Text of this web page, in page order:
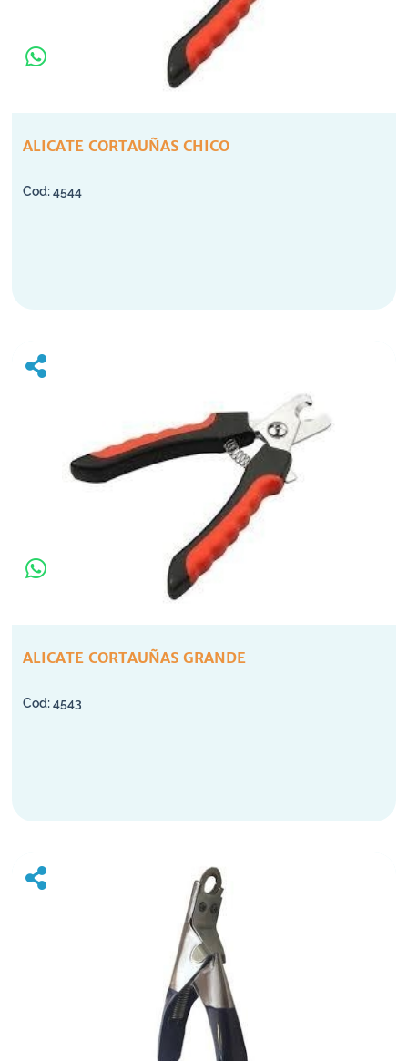
ALICATE CORTAUÑAS CHICO
4544
ALICATE CORTAUÑAS GRANDE
4543